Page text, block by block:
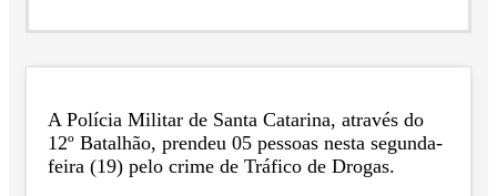
A Polícia Militar de Santa Catarina, através do
12º Batalhão, prendeu 05 pessoas nesta segunda-
feira (19) pelo crime de Tráfico de Drogas.